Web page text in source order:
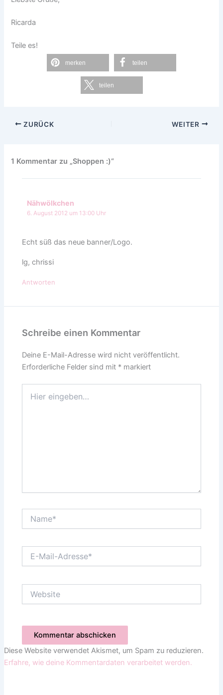
Ricarda
Teile es!
merken teilen
teilen
ZURÜCK WEITER
1 Kommentar zu „Shoppen :)“
Nähwölkchen
6. August 2012 um 13:00 Uhr
Echt süß das neue banner/Logo.
lg, chrissi
Antworten
Schreibe einen Kommentar
Deine E-Mail-Adresse wird nicht veröffentlicht.
Erforderliche Felder sind mit * markiert
eingeben…
Mail-
Diese Website verwendet Akismet, um Spam zu reduzieren.
Erfahre, wie deine Kommentardaten verarbeitet werden.